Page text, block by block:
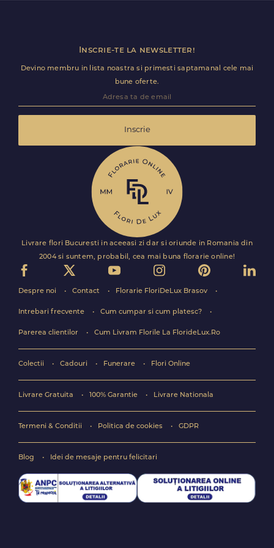
Inscrie-te la newsletter!
Devino membru in lista noastra si primesti saptamanal cele mai
bune oferte.
Inscrie
Livrare flori Bucuresti in aceeasi zi dar si oriunde in Romania din
2004 si suntem, probabil, cea mai buna florarie online!
Despre noi Contact Florarie FloriDeLux Brasov
Intrebari frecvente Cum cumpar si cum platesc?
Parerea clientilor Cum Livram Florile La FlorideLux.Ro
Colectii Cadouri Funerare Flori Online
Livrare Gratuita 100% Garantie Livrare Nationala
Termeni & Conditii Politica de cookies GDPR
Blog Idei de mesaje pentru felicitari